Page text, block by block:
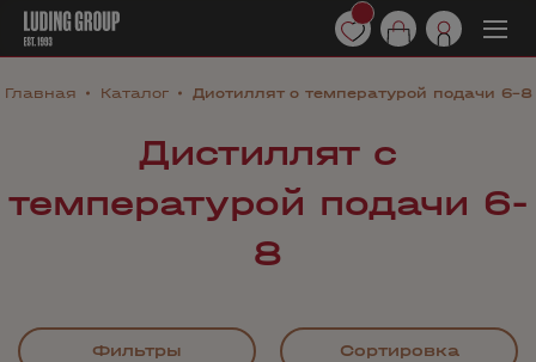
Главная Каталог Дистиллят с температурой подачи 6-8
Дистиллят с
температурой подачи 6-
8
Фильтры Сортировка